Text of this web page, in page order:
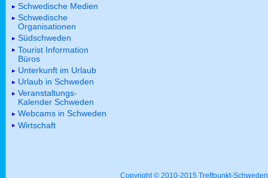
Schwedische Medien
Schwedische
Organisationen
Südschweden
Tourist Information
Büros
Unterkunft im Urlaub
Urlaub in Schweden
Veranstaltungs-
Kalender Schweden
Webcams in Schweden
Wirtschaft
Copyright © 2010-2015 Treffpunkt-